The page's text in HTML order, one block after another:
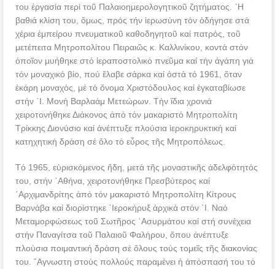
του ἐργασία περί τοῦ Παλαιοημερολογητικοῦ ζητήματος. ῾Η
βαθιά κλίση του, ὅμως, πρός τήν ἱερωσύνη τόν ὁδήγησε στά
χέρια ἐμπείρου πνευματικοῦ καθοδηγητοῦ καί πατρός, τοῦ
μετέπειτα Μητροπολίτου Πειραιῶς κ. Καλλινίκου, κοντά στόν
ὁποῖον μυήθηκε στό ἱεραποστολικό πνεῦμα καί τήν ἀγάπη γιά
τόν μοναχικό βίο, πού ἔλαβε σάρκα καί ὀστά τό 1961, ὅταν
ἐκάρη μοναχός, μέ τό ὄνομα Χριστόδουλος καί ἐγκαταβίωσε
στήν ῾Ι. Μονή Βαρλαάμ Μετεώρων. Τήν ἴδια χρονιά
χειροτονήθηκε Διάκονος ἀπό τόν μακαριστό Μητροπολίτη
Τρίκκης Διονύσιο καί ἀνέπτυξε πλούσια ἱεροκηρυκτική καί
κατηχητική δράση σέ ὅλο τό εὖρος τῆς Μητροπόλεως.
Τό 1965, εὑρισκόμενος ἤδη, μετά τῆς μοναστικῆς ἀδελφότητός
του, στήν ᾿Αθήνα, χειροτονήθηκε Πρεσβύτερος καί
᾿Αρχιμανδρίτης ἀπό τόν μακαριστό Μητροπολίτη Κίτρους
Βαρνάβα καί διορίστηκε ῾Ιεροκήρυξ ἀρχικά στόν ῾Ι. Ναό
Μεταμορφώσεως τοῦ Σωτῆρος ᾿Ασυρμάτου καί στή συνέχεια
στήν Παναγίτσα τοῦ Παλαιοῦ Φαλήρου, ὅπου ἀνέπτυξε
πλούσια ποιμαντική δράση σέ ὅλους τούς τομεῖς τῆς διακονίας
του. ῎Αγνωστη στούς πολλούς παραμένει ἡ ἀπόσπασή του τό